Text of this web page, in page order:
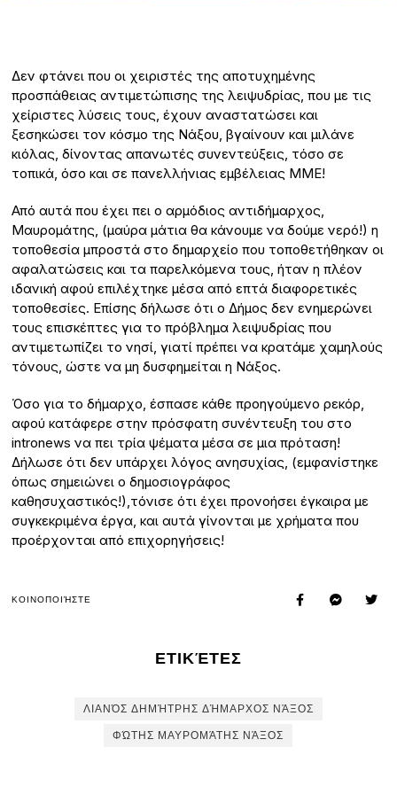
Δεν φτάνει που οι χειριστές της αποτυχημένης
προσπάθειας αντιμετώπισης της λειψυδρίας, που με τις
χείριστες λύσεις τους, έχουν αναστατώσει και
ξεσηκώσει τον κόσμο της Νάξου, βγαίνουν και μιλάνε
κιόλας, δίνοντας απανωτές συνεντεύξεις, τόσο σε
τοπικά, όσο και σε πανελλήνιας εμβέλειας ΜΜΕ!
Από αυτά που έχει πει ο αρμόδιος αντιδήμαρχος,
Μαυρομάτης, (μαύρα μάτια θα κάνουμε να δούμε νερό!) η
τοποθεσία μπροστά στο δημαρχείο που τοποθετήθηκαν οι
αφαλατώσεις και τα παρελκόμενα τους, ήταν η πλέον
ιδανική αφού επιλέχτηκε μέσα από επτά διαφορετικές
τοποθεσίες. Επίσης δήλωσε ότι ο Δήμος δεν ενημερώνει
τους επισκέπτες για το πρόβλημα λειψυδρίας που
αντιμετωπίζει το νησί, γιατί πρέπει να κρατάμε χαμηλούς
τόνους, ώστε να μη δυσφημείται η Νάξος.
Όσο για το δήμαρχο, έσπασε κάθε προηγούμενο ρεκόρ,
αφού κατάφερε στην πρόσφατη συνέντευξη του στο
intronews να πει τρία ψέματα μέσα σε μια πρόταση!
Δήλωσε ότι δεν υπάρχει λόγος ανησυχίας, (εμφανίστηκε
όπως σημειώνει ο δημοσιογράφος
καθησυχαστικός!),τόνισε ότι έχει προνοήσει έγκαιρα με
συγκεκριμένα έργα, και αυτά γίνονται με χρήματα που
προέρχονται από επιχορηγήσεις!
ΚΟΙΝΟΠΟΙΉΣΤΕ
ΕΤΙΚΈΤΕΣ
ΛΙΑΝΌΣ ΔΗΜΉΤΡΗΣ ΔΉΜΑΡΧΟΣ ΝΆΞΟΣ
ΦΏΤΗΣ ΜΑΥΡΟΜΆΤΗΣ ΝΆΞΟΣ